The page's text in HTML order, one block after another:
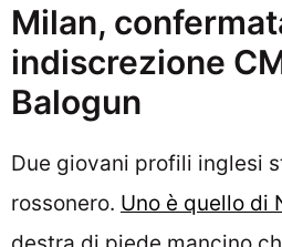
Milan,
indiscrezione
Balogun
Due giovani profili inglesi
rossonero. Uno è quello di